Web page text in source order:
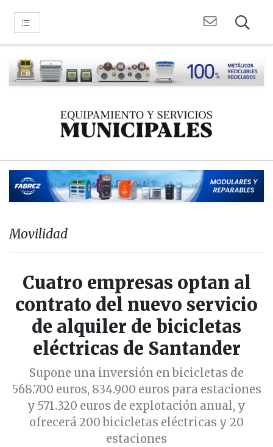
Movilidad
Cuatro empresas optan al
contrato del nuevo servicio
de alquiler de bicicletas
eléctricas de Santander
Supone una inversión en bicicletas de
568.700 euros, 834.900 euros para estaciones
y 571.320 euros de explotación anual, y
ofrecerá 200 bicicletas eléctricas y 20
estaciones